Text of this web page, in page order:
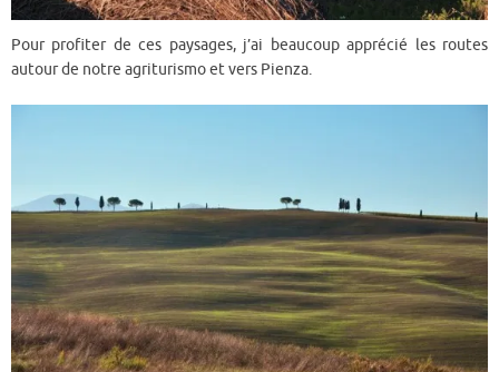
Pour profiter de ces paysages, j’ai beaucoup apprécié les routes
autour de notre agriturismo et vers Pienza.